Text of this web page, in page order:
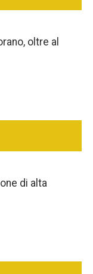
oltre al
di alta